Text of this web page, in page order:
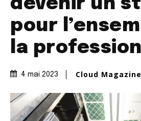
devenir un
pour
la profession
4 mai 2023 Cloud Magazine